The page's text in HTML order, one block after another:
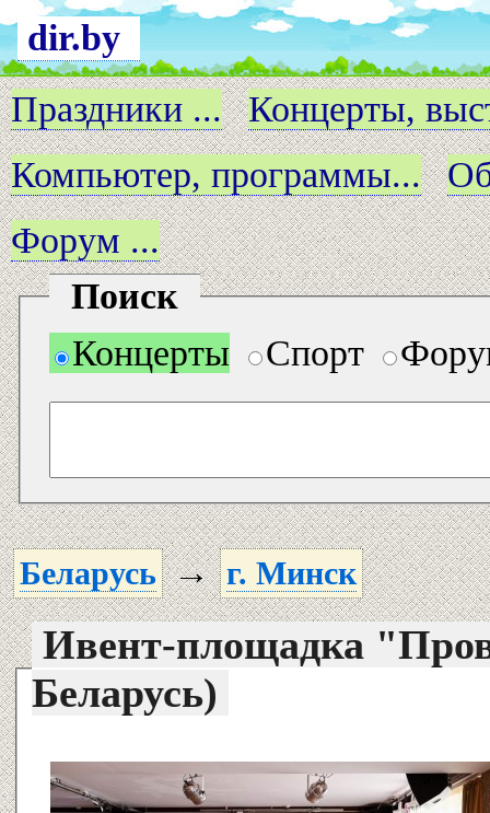
dir.by
Праздники ...
Концерты,
Компьютер, программы...
Форум ...
Поиск
Концерты
Спорт
Беларусь →г. Минск
Ивент-площадка
Беларусь)